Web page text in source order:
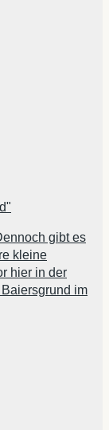
gibt es
kleine
hier in der
im